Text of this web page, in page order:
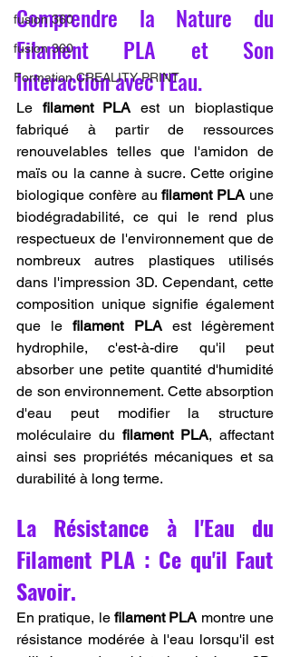
fusion 360
fusion 360
Formation CREALITY PRINT
Comprendre la Nature du
Filament PLA et Son
Interaction avec l'Eau.
Le filament PLA est un bioplastique
fabriqué à partir de ressources
renouvelables telles que l'amidon de
maïs ou la canne à sucre. Cette origine
biologique confère au filament PLA une
biodégradabilité, ce qui le rend plus
respectueux de l'environnement que de
nombreux autres plastiques utilisés
dans l'impression 3D. Cependant, cette
composition unique signifie également
que le filament PLA est légèrement
hydrophile, c'est-à-dire qu'il peut
absorber une petite quantité d'humidité
de son environnement. Cette absorption
d'eau peut modifier la structure
moléculaire du filament PLA, affectant
ainsi ses propriétés mécaniques et sa
durabilité à long terme.
La Résistance à l'Eau du
Filament PLA : Ce qu'il Faut
Savoir.
En pratique, le filament PLA montre une
résistance modérée à l'eau lorsqu'il est